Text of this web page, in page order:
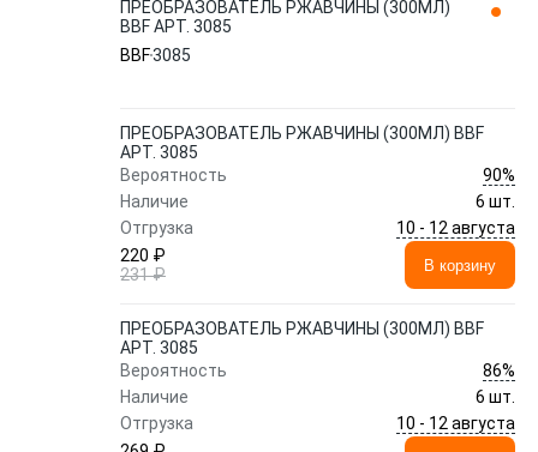
ПРЕОБРАЗОВАТЕЛЬ РЖАВЧИНЫ (300МЛ)
BBF АРТ. 3085
BBF3085
ПРЕОБРАЗОВАТЕЛЬ РЖАВЧИНЫ (300МЛ) BBF
АРТ. 3085
Вероятность
90%
Наличие
6 шт.
Отгрузка
10 - 12 августа
220 ₽
231 ₽
В корзину
ПРЕОБРАЗОВАТЕЛЬ РЖАВЧИНЫ (300МЛ) BBF
АРТ. 3085
Вероятность
86%
Наличие
6 шт.
Отгрузка
10 - 12 августа